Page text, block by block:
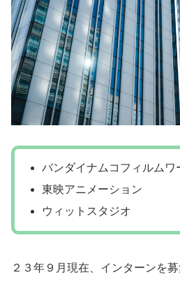
バンダイナムコフィルムワ
東映アニメーション
ウィットスタジオ
２３年９月現在、インターンを募